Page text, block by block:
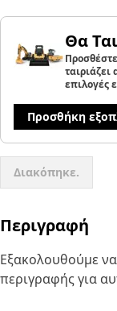
Θα
επιλογές
Προσθήκη
Διακόπηκε.
Περιγραφή
Εξακολουθούμε
περιγραφής για